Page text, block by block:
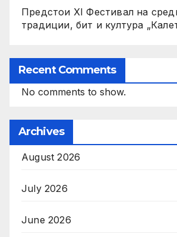
Предстои XI Фестивал на
традиции, бит и култура
Recent Comments
No comments to show.
Archives
August 2026
July 2026
June 2026